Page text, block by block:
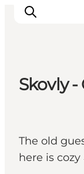
Quoi faire
Planifiez
Skovly
The old
here is